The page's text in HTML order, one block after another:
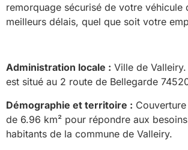
remorquage sécurisé de votre véhicule
meilleurs délais, quel que soit votre
Administration locale : Ville de
est situé au 2 route de Bellegarde
Démographie et territoire :
de 6.96 km² pour répondre aux
habitants de la commune de Valleiry.